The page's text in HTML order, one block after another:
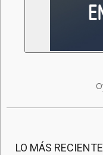
LO MÁS RECIENTE